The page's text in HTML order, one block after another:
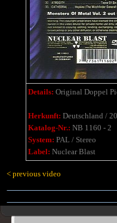
Details: Original Doppel
Herkunft: Deutschland /
Katalog-Nr.: NB 1160 - 2
System: PAL / Stereo
Label: Nuclear Blast
< previous video